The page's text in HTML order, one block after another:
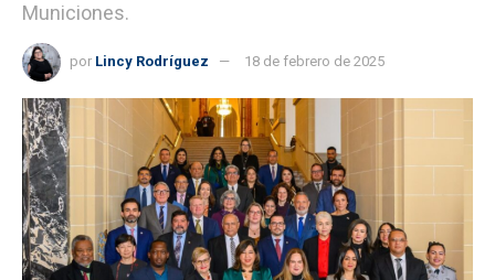
Municiones.
por Lincy Rodríguez 18 de febrero de 2025